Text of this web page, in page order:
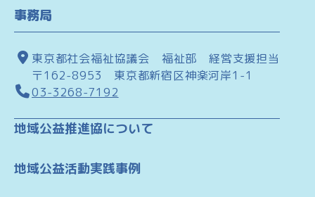
事務局
東京都社会福祉協議会 福祉部 経営支援担当
〒162-8953 東京都新宿区神楽河岸1-1
03-3268-7192
地域公益推進協について
地域公益活動実践事例